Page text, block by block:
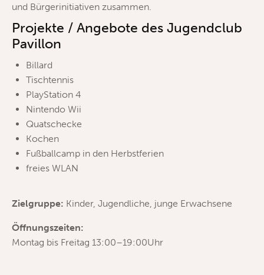
und Bürgerinitiativen zusammen.
Projekte / Angebote des Jugendclub
Pavillon
Billard
Tischtennis
PlayStation 4
Nintendo Wii
Quatschecke
Kochen
Fußballcamp in den Herbstferien
freies WLAN
Zielgruppe: Kinder, Jugendliche, junge Erwachsene
Öffnungszeiten:
Montag bis Freitag 13:00–19:00Uhr